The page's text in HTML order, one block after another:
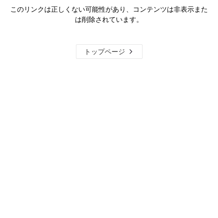
このリンクは正しくない可能性があり、コンテンツは非表示また
は削除されています。
トップページ